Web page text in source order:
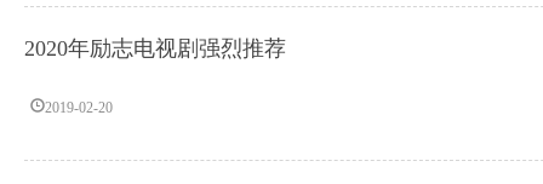
2020年励志电视剧强烈推荐
2019-02-20